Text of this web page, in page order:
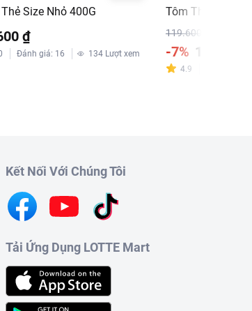
xem
Size Nhỏ 400G
₫
Đánh giá: 16 134 Lượt xem
Tôm Thẻ Size
119.600 ₫
-7% 111.600
4.9
Kết Nối Với Chúng Tôi
Tải Ứng Dụng LOTTE Mart